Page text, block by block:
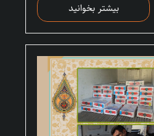
بیشتر بخوانید